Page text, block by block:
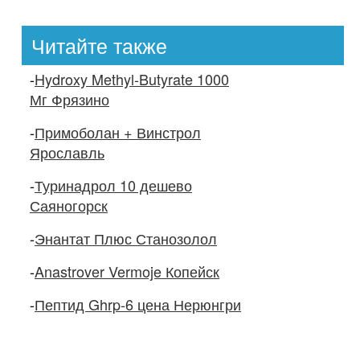
Читайте также
-Hydroxy Methyl-Butyrate 1000
Мг Фрязино
-Примоболан + Винстрол
Ярославль
-Туринадрол 10 дешево
Саяногорск
-Энантат Плюс Станозолол
-Anastrover Vermoje Копейск
-Пептид Ghrp-6 цена Нерюнгри